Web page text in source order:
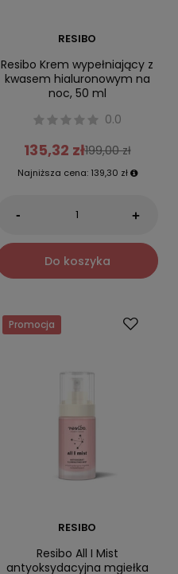
RESIBO
Resibo Krem wypełniający z
kwasem hialuronowym na
noc, 50 ml
0.0
135,32 zł199,00 zł
Najniższa cena: 139,30 zł
- +
Do koszyka
Promocja
RESIBO
Resibo All I Mist
antyoksydacyjna mgiełka